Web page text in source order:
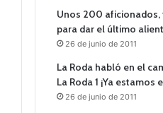
Unos 200 aficionados,
para dar el último
26 de junio de 2011
La Roda habló en el
La Roda 1 ¡Ya estamos
26 de junio de 2011